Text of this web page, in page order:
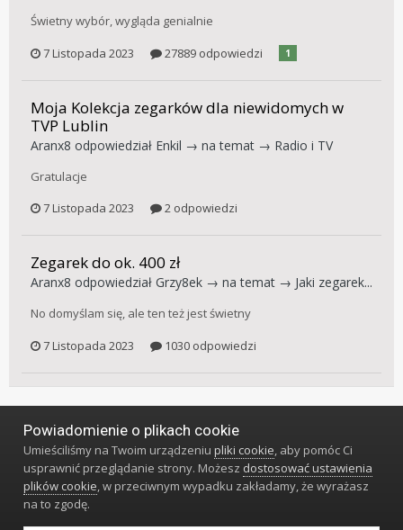
Świetny wybór, wygląda genialnie
7 Listopada 2023
27889 odpowiedzi 1
Moja Kolekcja zegarków dla niewidomych w
TVP Lublin
Aranx8 odpowiedział Enkil → na temat → Radio i TV
Gratulacje
7 Listopada 2023
2 odpowiedzi
Zegarek do ok. 400 zł
Aranx8 odpowiedział Grzy8ek → na temat → Jaki zegarek...
No domyślam się, ale ten też jest świetny
7 Listopada 2023
1030 odpowiedzi
Język Styl Polityka prywatności
Klub Miłośników Zegarów i Zegarków
Powered by Invision Community
Powiadomienie o plikach cookie
Umieściliśmy na Twoim urządzeniupliki cookie, aby pomóc Ci
usprawnić przeglądanie strony. Możesz dostosować ustawienia
plików cookie, w przeciwnym wypadku zakładamy, że wyrażasz
na to zgodę.